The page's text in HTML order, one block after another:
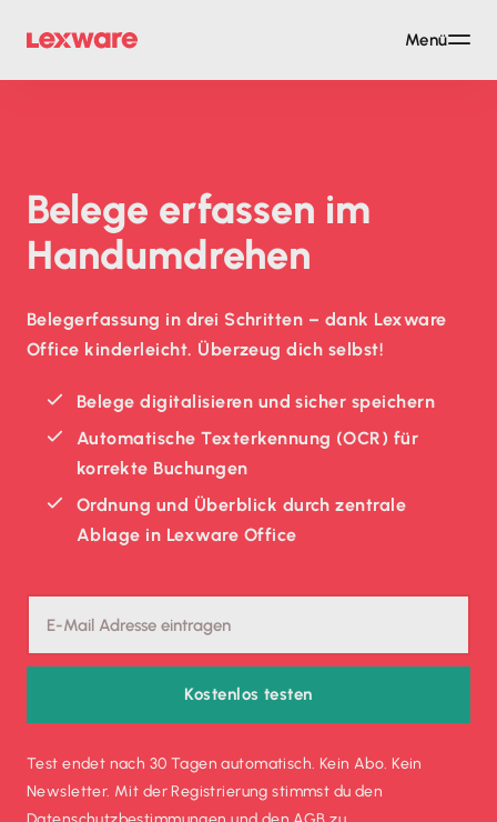
Belege erfassen im
Hand­um­drehen
Belegerfassung in drei Schritten – dank Lexware
Office kinderleicht. Überzeug dich selbst!
Belege digitalisieren und sicher speichern
Automatische Texterkennung (OCR) für
korrekte Buchungen
Ordnung und Überblick durch zentrale
Ablage in Lexware Office
Kostenlos testen
Test endet nach 30 Tagen automatisch. Kein Abo. Kein
Newsletter. Mit der Registrierung stimmst du den
Menü